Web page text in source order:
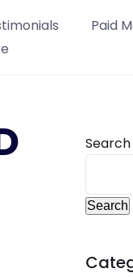
Paid
Search
Search